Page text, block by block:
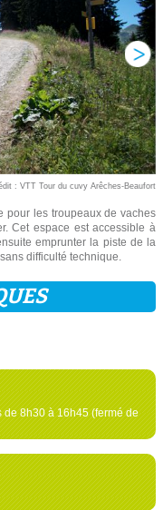
: VTT Tour du cuvy Arêches-Beaufort
pour les troupeaux de vaches
Cet espace est accessible à
emprunter la piste de la
difficulté technique.
de 8h30 à 16h45 (fermé de